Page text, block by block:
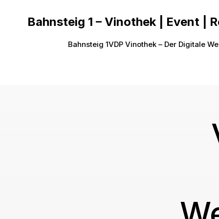
Bahnsteig 1 – Vinothek | Event |
Bahnsteig 1VDP Vinothek – Der Digitale